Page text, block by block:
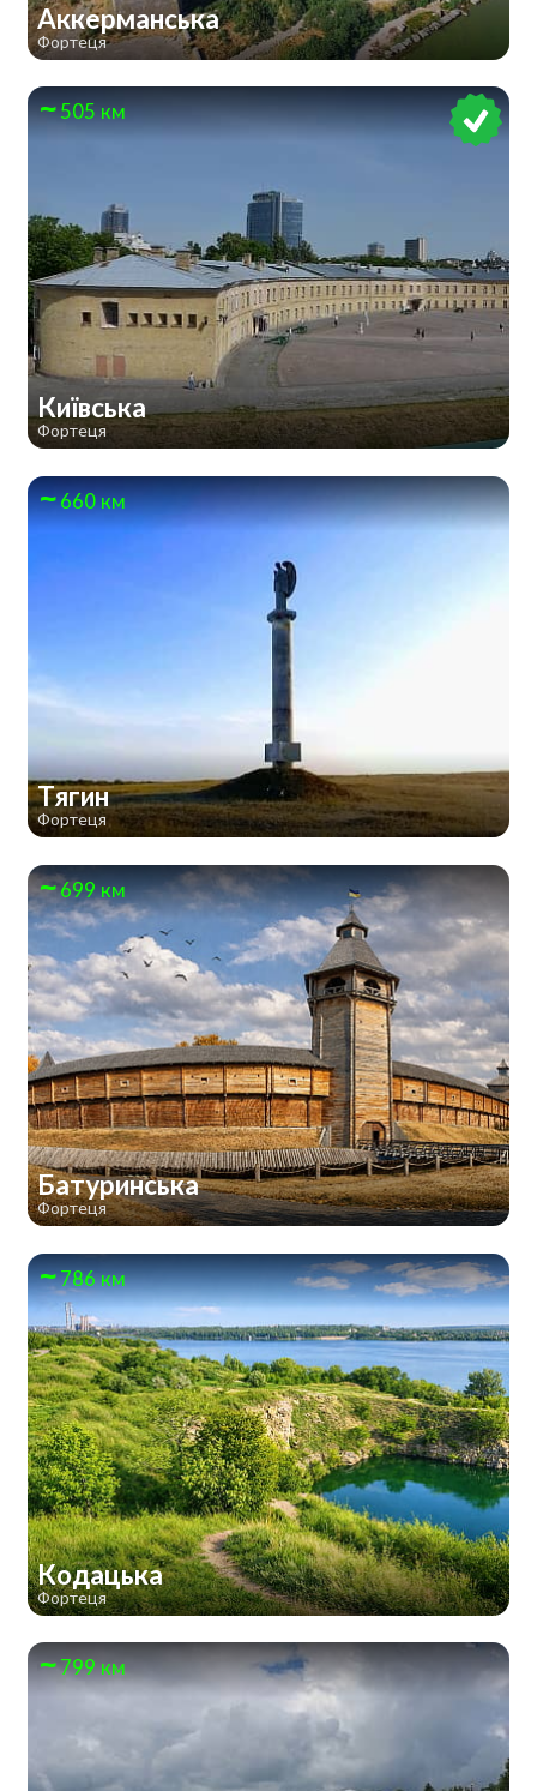
Аккерманська
Фортеця
505 км
Київська
Фортеця
660 км
Тягин
Фортеця
699 км
Батуринська
Фортеця
786 км
Кодацька
Фортеця
799 км